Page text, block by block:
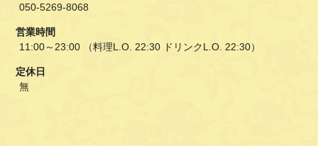
050-5269-8068
営業時間
11:00～23:00 （料理L.O. 22:30 ドリンクL.O. 22:30）
定休日
無